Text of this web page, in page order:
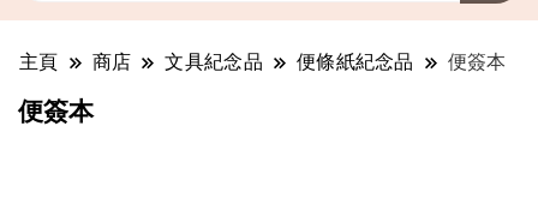
主頁 商店 文具紀念品 便條紙紀念品 便簽本
便簽本